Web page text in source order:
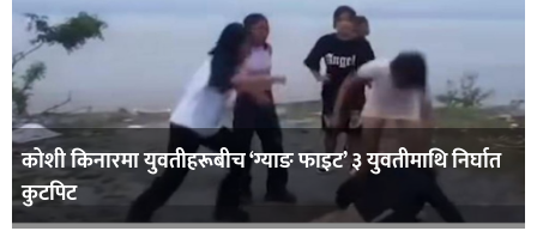
कोशी किनारमा युवतीहरूबीच ‘ग्याङ फाइट’ ३ युवतीमाथि निर्घात
कुटपिट